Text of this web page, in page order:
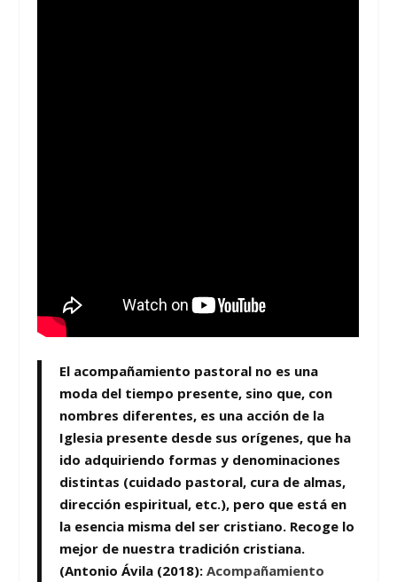
El acompañamiento pastoral no es una
moda del tiempo presente, sino que, con
nombres diferentes, es una acción de la
Iglesia presente desde sus orígenes, que ha
ido adquiriendo formas y denominaciones
distintas (cuidado pastoral, cura de almas,
dirección espiritual, etc.), pero que está en
la esencia misma del ser cristiano. Recoge lo
mejor de nuestra tradición cristiana.
(Antonio Ávila (2018):Acompañamiento